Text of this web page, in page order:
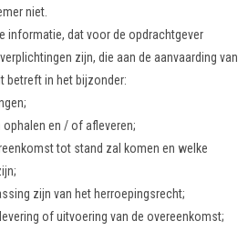
niet.
informatie, dat voor de opdrachtgever
zijn, die aan de aanvaarding van
betreft in het bijzonder:
en / of afleveren;
tot stand zal komen en welke
zijn van het herroepingsrecht;
of uitvoering van de overeenkomst;